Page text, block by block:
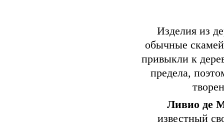
Изделия из
обычные
привыкли к
предела,
Ливио де
известный